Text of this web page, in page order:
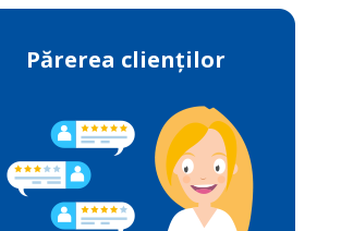
Părerea clienților